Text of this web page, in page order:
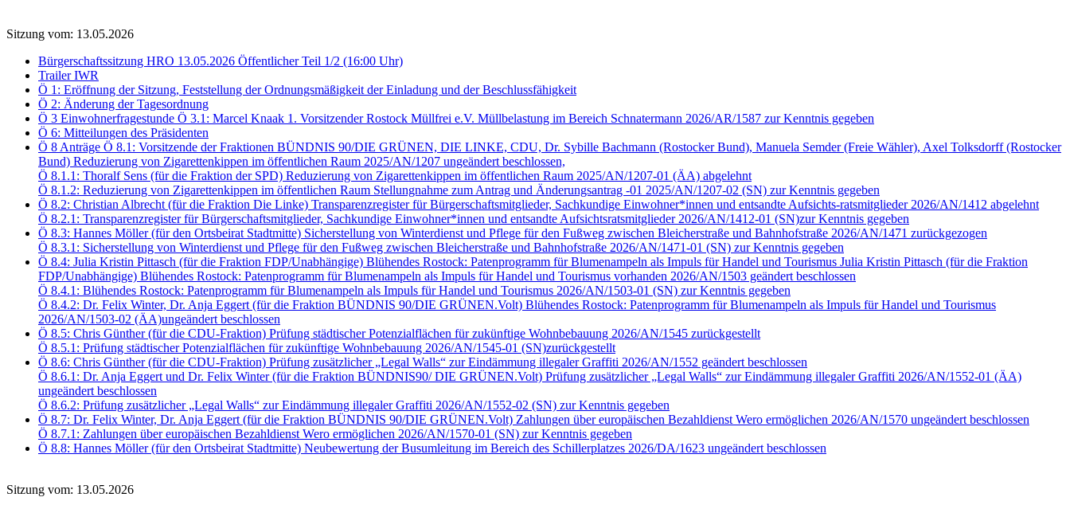
Sitzung vom: 13.05.2026
Bürgerschaftssitzung HRO 13.05.2026 Öffentlicher Teil 1/2 (16:00 Uhr)
Trailer IWR
Ö 1: Eröffnung der Sitzung, Feststellung der Ordnungsmäßigkeit der Einladung und der Beschlussfähigkeit
Ö 2: Änderung der Tagesordnung
Ö 3 Einwohnerfragestunde Ö 3.1: Marcel Knaak 1. Vorsitzender Rostock Müllfrei e.V. Müllbelastung im Bereich Schnatermann 2026/AR/1587 zur Kenntnis gegeben
Ö 6: Mitteilungen des Präsidenten
Ö 8 Anträge Ö 8.1: Vorsitzende der Fraktionen BÜNDNIS 90/DIE GRÜNEN, DIE LINKE, CDU, Dr. Sybille Bachmann (Rostocker Bund), Manuela Semder (Freie Wähler), Axel Tolksdorff (Rostocker
Bund) Reduzierung von Zigarettenkippen im öffentlichen Raum 2025/AN/1207 ungeändert beschlossen,
Ö 8.1.1: Thoralf Sens (für die Fraktion der SPD) Reduzierung von Zigarettenkippen im öffentlichen Raum 2025/AN/1207-01 (ÄA) abgelehnt
Ö 8.1.2: Reduzierung von Zigarettenkippen im öffentlichen Raum Stellungnahme zum Antrag und Änderungsantrag -01 2025/AN/1207-02 (SN) zur Kenntnis gegeben
Ö 8.2: Christian Albrecht (für die Fraktion Die Linke) Transparenzregister für Bürgerschaftsmitglieder, Sachkundige Einwohner*innen und entsandte Aufsichts-ratsmitglieder 2026/AN/1412 abgelehnt
Ö 8.2.1: Transparenzregister für Bürgerschaftsmitglieder, Sachkundige Einwohner*innen und entsandte Aufsichtsratsmitglieder 2026/AN/1412-01 (SN)zur Kenntnis gegeben
Ö 8.3: Hannes Möller (für den Ortsbeirat Stadtmitte) Sicherstellung von Winterdienst und Pflege für den Fußweg zwischen Bleicherstraße und Bahnhofstraße 2026/AN/1471 zurückgezogen
Ö 8.3.1: Sicherstellung von Winterdienst und Pflege für den Fußweg zwischen Bleicherstraße und Bahnhofstraße 2026/AN/1471-01 (SN) zur Kenntnis gegeben
Ö 8.4: Julia Kristin Pittasch (für die Fraktion FDP/Unabhängige) Blühendes Rostock: Patenprogramm für Blumenampeln als Impuls für Handel und Tourismus Julia Kristin Pittasch (für die Fraktion
FDP/Unabhängige) Blühendes Rostock: Patenprogramm für Blumenampeln als Impuls für Handel und Tourismus vorhanden 2026/AN/1503 geändert beschlossen
Ö 8.4.1: Blühendes Rostock: Patenprogramm für Blumenampeln als Impuls für Handel und Tourismus 2026/AN/1503-01 (SN) zur Kenntnis gegeben
Ö 8.4.2: Dr. Felix Winter, Dr. Anja Eggert (für die Fraktion BÜNDNIS 90/DIE GRÜNEN.Volt) Blühendes Rostock: Patenprogramm für Blumenampeln als Impuls für Handel und Tourismus
2026/AN/1503-02 (ÄA)ungeändert beschlossen
Ö 8.5: Chris Günther (für die CDU-Fraktion) Prüfung städtischer Potenzialflächen für zukünftige Wohnbebauung 2026/AN/1545 zurückgestellt
Ö 8.5.1: Prüfung städtischer Potenzialflächen für zukünftige Wohnbebauung 2026/AN/1545-01 (SN)zurückgestellt
Ö 8.6: Chris Günther (für die CDU-Fraktion) Prüfung zusätzlicher „Legal Walls“ zur Eindämmung illegaler Graffiti 2026/AN/1552 geändert beschlossen
Ö 8.6.1: Dr. Anja Eggert und Dr. Felix Winter (für die Fraktion BÜNDNIS90/ DIE GRÜNEN.Volt) Prüfung zusätzlicher „Legal Walls“ zur Eindämmung illegaler Graffiti 2026/AN/1552-01 (ÄA)
ungeändert beschlossen
Ö 8.6.2: Prüfung zusätzlicher „Legal Walls“ zur Eindämmung illegaler Graffiti 2026/AN/1552-02 (SN) zur Kenntnis gegeben
Ö 8.7: Dr. Felix Winter, Dr. Anja Eggert (für die Fraktion BÜNDNIS 90/DIE GRÜNEN.Volt) Zahlungen über europäischen Bezahldienst Wero ermöglichen 2026/AN/1570 ungeändert beschlossen
Ö 8.7.1: Zahlungen über europäischen Bezahldienst Wero ermöglichen 2026/AN/1570-01 (SN) zur Kenntnis gegeben
Ö 8.8: Hannes Möller (für den Ortsbeirat Stadtmitte) Neubewertung der Busumleitung im Bereich des Schillerplatzes 2026/DA/1623 ungeändert beschlossen
Sitzung vom: 13.05.2026